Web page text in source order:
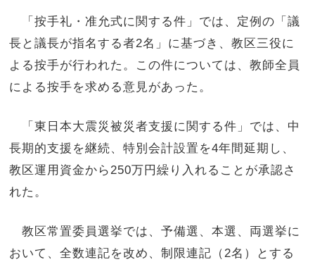
「按手礼・准允式に関する件」では、定例の「議
長と議長が指名する者2名」に基づき、教区三役に
よる按手が行われた。この件については、教師全員
による按手を求める意見があった。
「東日本大震災被災者支援に関する件」では、中
長期的支援を継続、特別会計設置を4年間延期し、
教区運用資金から250万円繰り入れることが承認さ
れた。
教区常置委員選挙では、予備選、本選、両選挙に
おいて、全数連記を改め、制限連記（2名）とする